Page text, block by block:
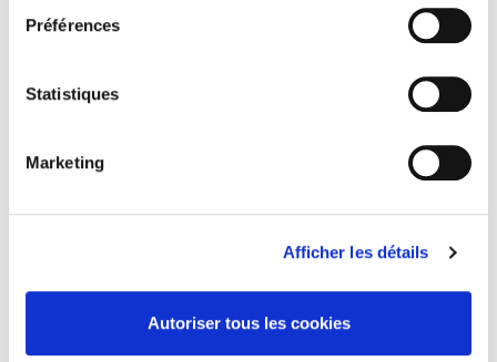
Préférences
Statistiques
Marketing
Afficher les détails
Autoriser tous les cookies
Guy Rossi-Landi